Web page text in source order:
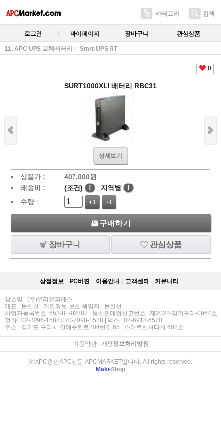
카테고리 검색
로그인 마이페이지 장바구니 관심상품
11. APC UPS 교체배터리 Smrt-UPS RT
0
SURT1000XLI 배터리 RBC31
상세보기
상품가 : 407,000원
배송비 :
(조건) ! 지역별
!
수량 :
+1 -1
구매하기
장바구니 관심상품
상점정보 PC버젼 이용안내 고객센터 커뮤니티
상호명 : (주)우리유피에스
대표 : 문헌선 | 개인정보 보호 책임자 : 문헌선
사업자등록번호 :653-81-02887 | 통신판매업신고번호 : 제2022-경기구리-0964호
전화 : 02-3296-1588,070-7098-1588 | 팩스 : 02-6918-6570
주소 : 경기도 구리시 갈매순환로204번길 65 , 스마트벤처타워 608호
이용약관| 개인정보처리방침
ⓒAPC총판APC전문 APCMARKET입니다. All rights reserved.
MakeShop